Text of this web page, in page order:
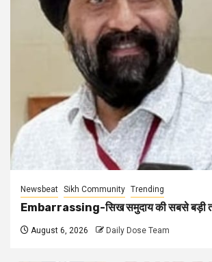
Newsbeat Sikh Community Trending
Embarrassing-सिख समुदाय की सबसे बड़ी
August 6, 2026 Daily Dose Team